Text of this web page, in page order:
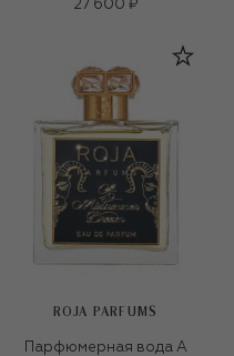
27 600 ₽
ROJA PARFUMS
Парфюмерная вода A